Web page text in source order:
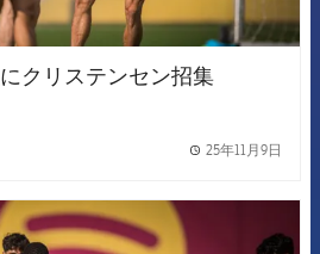
クリステンセン招集
25年11月9日
FCB Barcelona badge